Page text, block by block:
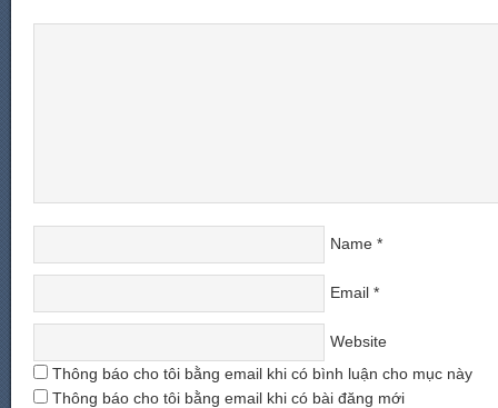
Name *
Email *
Website
Thông báo cho tôi bằng email khi có bình luận cho mục này
Thông báo cho tôi bằng email khi có bài đăng mới